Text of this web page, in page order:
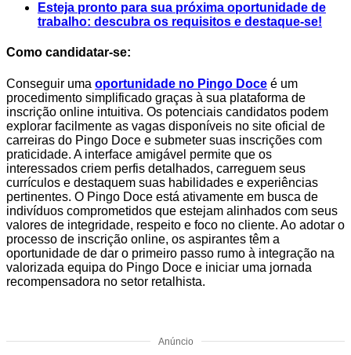
Esteja pronto para sua próxima oportunidade de
trabalho: descubra os requisitos e destaque-se!
Como candidatar-se:
Conseguir uma oportunidade no Pingo Doce é um
procedimento simplificado graças à sua plataforma de
inscrição online intuitiva. Os potenciais candidatos podem
explorar facilmente as vagas disponíveis no site oficial de
carreiras do Pingo Doce e submeter suas inscrições com
praticidade. A interface amigável permite que os
interessados criem perfis detalhados, carreguem seus
currículos e destaquem suas habilidades e experiências
pertinentes. O Pingo Doce está ativamente em busca de
indivíduos comprometidos que estejam alinhados com seus
valores de integridade, respeito e foco no cliente. Ao adotar o
processo de inscrição online, os aspirantes têm a
oportunidade de dar o primeiro passo rumo à integração na
valorizada equipa do Pingo Doce e iniciar uma jornada
recompensadora no setor retalhista.
Anúncio